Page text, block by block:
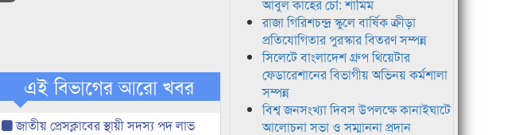
এই বিভাগের আরো খবর
জাতীয় প্রেসক্লাবের স্থায়ী সদস্য পদ লাভ
আবুল কাহের চৌ: শামিম
রাজা গিরিশচন্দ্র স্কুলে বার্ষিক ক্রীড়া
প্রতিযোগিতার পুরস্কার বিতরণ সম্পন্ন
সিলেটে বাংলাদেশ গ্রুপ থিয়েটার
ফেডারেশানের বিভাগীয় অভিনয় কর্মশালা
সম্পন্ন
বিশ্ব জনসংখ্যা দিবস উপলক্ষে কানাইঘাটে
আলোচনা সভা ও সম্মাননা প্রদান